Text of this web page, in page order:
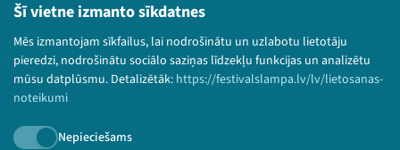
Šī vietne izmanto sīkdatnes
Mēs izmantojam sīkfailus, lai nodrošinātu un uzlabotu lietotāju
pieredzi, nodrošinātu sociālo saziņas līdzekļu funkcijas un analizētu
mūsu datplūsmu. Detalizētāk: https://festivalslampa.lv/lv/lietosanas-
noteikumi
Nepieciešams